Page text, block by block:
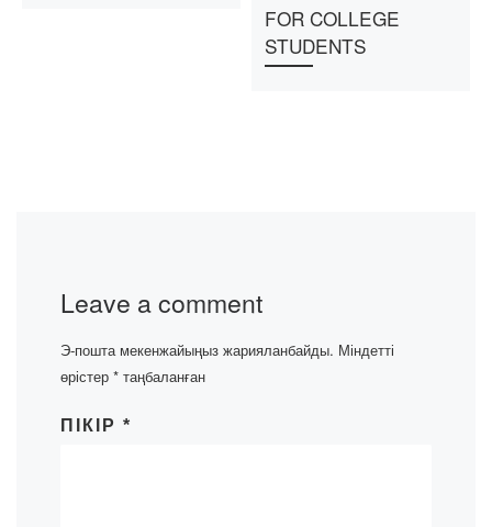
FOR COLLEGE
STUDENTS
Leave a comment
Э-пошта мекенжайыңыз жарияланбайды. Міндетті
өрістер * таңбаланған
ПІКІР *